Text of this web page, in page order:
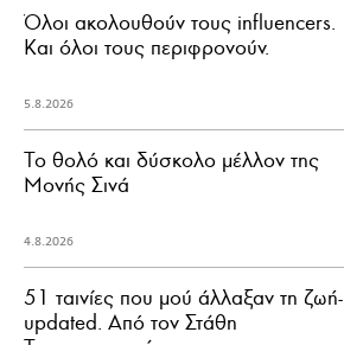
Όλοι ακολουθούν τους influencers.
Και όλοι τους περιφρονούν.
5.8.2026
Το θολό και δύσκολο μέλλον της
Μονής Σινά
4.8.2026
51 ταινίες που μού άλλαξαν τη ζωή-
updated. Aπό τον Στάθη